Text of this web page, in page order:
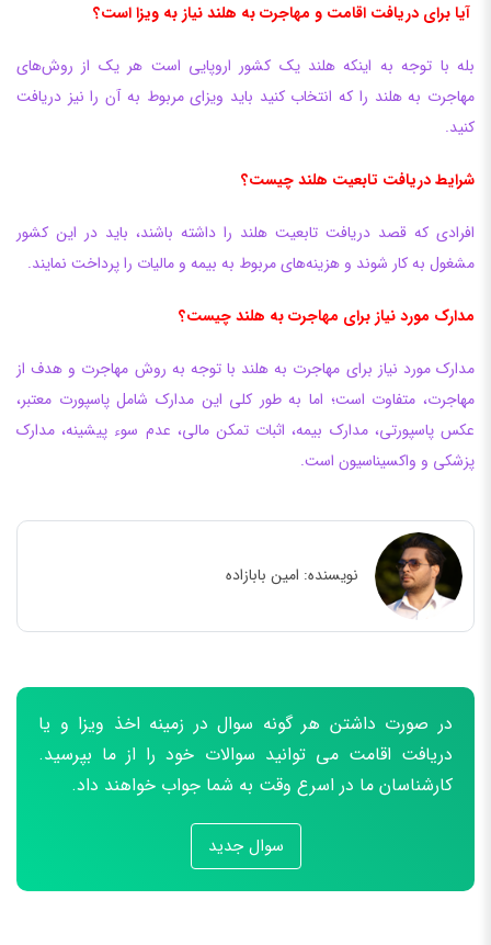
آیا برای دریافت اقامت و مهاجرت به هلند نیاز به ویزا است؟
بله با توجه به اینکه هلند یک کشور اروپایی است هر یک از روش‌های
مهاجرت به هلند را که انتخاب کنید باید ویزای مربوط به آن را نیز دریافت
کنید.
شرایط دریافت تابعیت هلند چیست؟
افرادی که قصد دریافت تابعیت هلند را داشته باشند، باید در این کشور
مشغول به کار شوند و هزینه‌های مربوط به بیمه و مالیات را پرداخت نمایند.
مدارک مورد نیاز برای مهاجرت به هلند چیست؟
مدارک مورد نیاز برای مهاجرت به هلند با توجه به روش مهاجرت و هدف از
مهاجرت، متفاوت است؛ اما به طور کلی این مدارک شامل پاسپورت معتبر،
عکس پاسپورتی، مدارک بیمه، اثبات تمکن مالی، عدم سوء پیشینه، مدارک
پزشکی و واکسیناسیون است.
نویسنده: امین بابازاده
در صورت داشتن هر گونه سوال در زمینه اخذ ویزا و یا
دریافت اقامت می توانید سوالات خود را از ما بپرسید.
کارشناسان ما در اسرع وقت به شما جواب خواهند داد.
سوال جدید